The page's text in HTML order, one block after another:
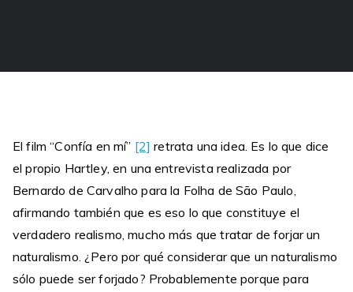
El film “Confía en mí” [2] retrata una idea. Es lo que dice
el propio Hartley, en una entrevista realizada por
Bernardo de Carvalho para la Folha de São Paulo,
afirmando también que es eso lo que constituye el
verdadero realismo, mucho más que tratar de forjar un
naturalismo. ¿Pero por qué considerar que un naturalismo
sólo puede ser forjado? Probablemente porque para